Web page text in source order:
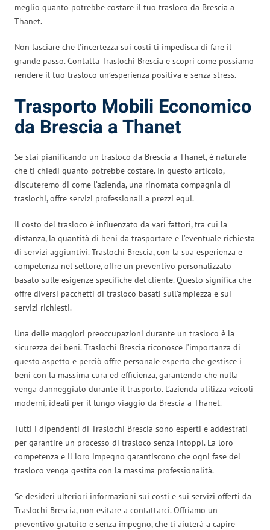
meglio quanto potrebbe costare il tuo trasloco da Brescia a
Thanet.
Non lasciare che l’incertezza sui costi ti impedisca di fare il
grande passo. Contatta Traslochi Brescia e scopri come possiamo
rendere il tuo trasloco un’esperienza positiva e senza stress.
Trasporto Mobili Economico
da Brescia a Thanet
Se stai pianificando un trasloco da Brescia a Thanet, è naturale
che ti chiedi quanto potrebbe costare. In questo articolo,
discuteremo di come l’azienda, una rinomata compagnia di
traslochi, offre servizi professionali a prezzi equi.
Il costo del trasloco è influenzato da vari fattori, tra cui la
distanza, la quantità di beni da trasportare e l’eventuale richiesta
di servizi aggiuntivi. Traslochi Brescia, con la sua esperienza e
competenza nel settore, offre un preventivo personalizzato
basato sulle esigenze specifiche del cliente. Questo significa che
offre diversi pacchetti di trasloco basati sull’ampiezza e sui
servizi richiesti.
Una delle maggiori preoccupazioni durante un trasloco è la
sicurezza dei beni. Traslochi Brescia riconosce l’importanza di
questo aspetto e perciò offre personale esperto che gestisce i
beni con la massima cura ed efficienza, garantendo che nulla
venga danneggiato durante il trasporto. L’azienda utilizza veicoli
moderni, ideali per il lungo viaggio da Brescia a Thanet.
Tutti i dipendenti di Traslochi Brescia sono esperti e addestrati
per garantire un processo di trasloco senza intoppi. La loro
competenza e il loro impegno garantiscono che ogni fase del
trasloco venga gestita con la massima professionalità.
Se desideri ulteriori informazioni sui costi e sui servizi offerti da
Traslochi Brescia, non esitare a contattarci. Offriamo un
preventivo gratuito e senza impegno, che ti aiuterà a capire